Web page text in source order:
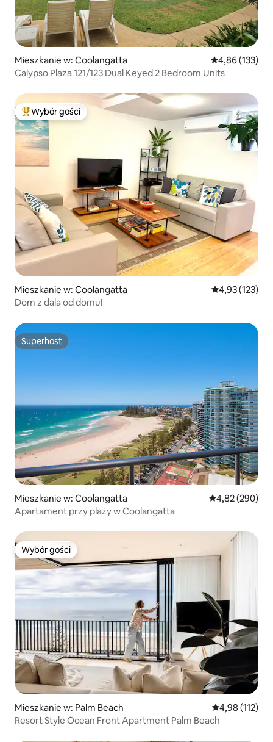
Mieszkanie w: Coolangatta Średnia
4,86 (133)
Calypso Plaza 121/123 Dual Keyed 2 Bedroom Units
Najpopularniejsze z kategorii Wybór gości
Wybór gości
Mieszkanie w: Coolangatta Średnia
4,93 (123)
Dom z dala od domu!
Superhost
Superhost
Mieszkanie w: Coolangatta Średnia
4,82 (290)
Apartament przy plaży w Coolangatta
Wybór gości
Wybór gości
Mieszkanie w: Palm Beach Średnia
4,98 (112)
Resort Style Ocean Front Apartment Palm Beach